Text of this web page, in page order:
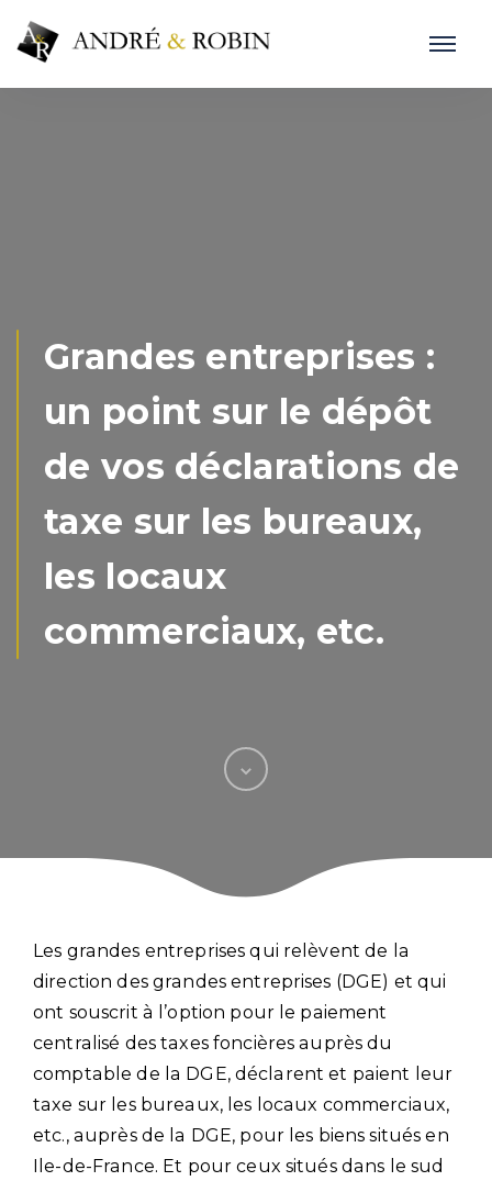
Grandes entreprises :
un point sur le dépôt
de vos déclarations de
taxe sur les bureaux,
les locaux
commerciaux, etc.
Les grandes entreprises qui relèvent de la
direction des grandes entreprises (DGE) et qui
ont souscrit à l’option pour le paiement
centralisé des taxes foncières auprès du
comptable de la DGE, déclarent et paient leur
taxe sur les bureaux, les locaux commerciaux,
etc., auprès de la DGE, pour les biens situés en
Ile-de-France. Et pour ceux situés dans le sud